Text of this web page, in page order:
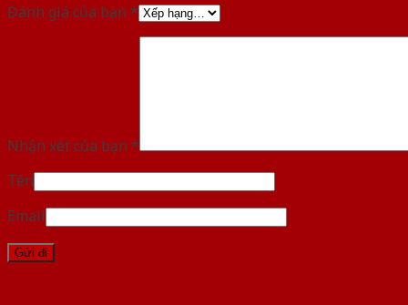
Đánh giá của bạn *
Nhận xét của bạn *
Tên
Email